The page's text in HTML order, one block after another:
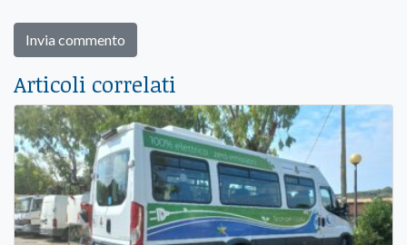
Articoli correlati